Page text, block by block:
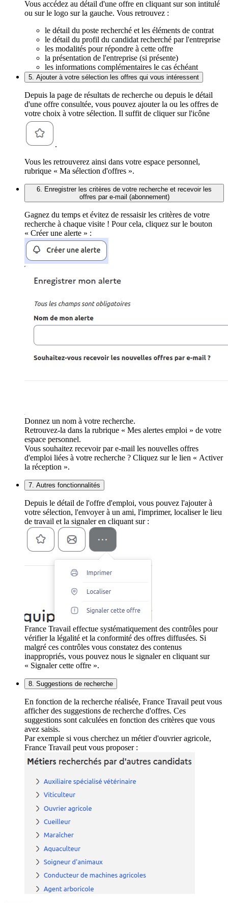
Vous accédez au détail d'une offre en cliquant sur son intitulé
ou sur le logo sur la gauche. Vous retrouvez :
le détail du poste recherché et les éléments de contrat
le détail du profil du candidat recherché par l'entreprise
les modalités pour répondre à cette offre
la présentation de l'entreprise (si présente)
les informations complémentaires le cas échéant
5. Ajouter à votre sélection les offres qui vous intéressent
Depuis la page de résultats de recherche ou depuis le détail
d'une offre consultée, vous pouvez ajouter la ou les offres de
votre choix à votre sélection. Il suffit de cliquer sur l'icône
.
Vous les retrouverez ainsi dans votre espace personnel,
rubrique « Ma sélection d'offres ».
6. Enregistrer les critères de votre recherche et recevoir les
offres par e-mail (abonnement)
Gagnez du temps et évitez de ressaisir les critères de votre
recherche à chaque visite ! Pour cela, cliquez sur le bouton
« Créer une alerte » :
Donnez un nom à votre recherche.
Retrouvez-la dans la rubrique « Mes alertes emploi » de votre
espace personnel.
Vous souhaitez recevoir par e-mail les nouvelles offres
d'emploi liées à votre recherche ? Cliquez sur le lien « Activer
la réception ».
7. Autres fonctionnalités
Depuis le détail de l'offre d'emploi, vous pouvez l'ajouter à
votre sélection, l'envoyer à un ami, l'imprimer, localiser le lieu
de travail et la signaler en cliquant sur :
France Travail effectue systématiquement des contrôles pour
vérifier la légalité et la conformité des offres diffusées. Si
malgré ces contrôles vous constatez des contenus
inappropriés, vous pouvez nous le signaler en cliquant sur
« Signaler cette offre ».
8. Suggestions de recherche
En fonction de la recherche réalisée, France Travail peut vous
afficher des suggestions de recherche d'offres. Ces
suggestions sont calculées en fonction des critères que vous
avez saisis.
Par exemple si vous cherchez un métier d'ouvrier agricole,
France Travail peut vous proposer :